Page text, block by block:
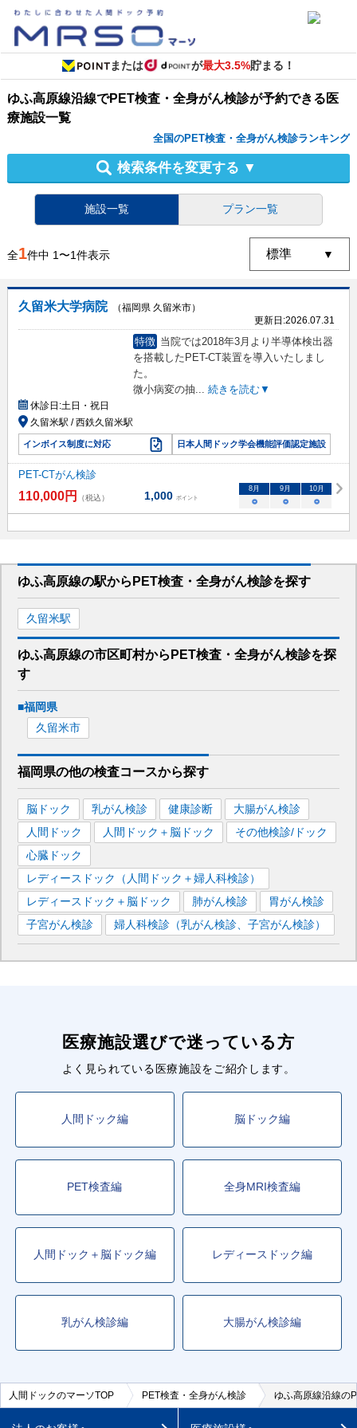
または が最大3.5%貯まる！
ゆふ高原線沿線でPET検査・全身がん検診が予約できる医
療施設一覧
全国のPET検査・全身がん検診ランキング
検索条件を変更する ▼
施設一覧 プラン一覧
全1件中 1〜1件表示
久留米大学病院
（福岡県 久留米市）
更新日:2026.07.31
特徴 当院では2018年3月より半導体検出器
を搭載したPET-CT装置を導入いたしまし
た。
微小病変の抽... 続きを読む▼
休診日:土日・祝日
久留米駅 / 西鉄久留米駅
インボイス制度に対応 日本人間ドック学会機能評価認定施設
PET-CTがん検診
110,000円 （税込） 1,000 ポイント
8月 9月 10月
○ ○ ○
ゆふ高原線の駅から PET検査・全身がん検診を探す
久留米駅
ゆふ高原線の市区町村から PET検査・全身がん検診を探
す
■福岡県
久留米市
福岡県の他の検査コースから探す
脳ドック 乳がん検診 健康診断
大腸がん検診
人間ドック
人間ドック＋脳ドック
その他検診/ドック
心臓ドック
レディースドック（人間ドック＋婦人科検診）
レディースドック＋脳ドック
肺がん検診
胃がん検診
子宮がん検診
婦人科検診（乳がん検診、子宮がん検診）
医療施設選びで迷っている方
よく見られている医療施設をご紹介します。
人間ドック編 脳ドック編
PET検査編 全身MRI検査編
人間ドック＋脳ドック編 レディースドック編
乳がん検診編 大腸がん検診編
人間ドックのマーソTOP PET検査・全身がん検診 ゆふ高原線沿線の